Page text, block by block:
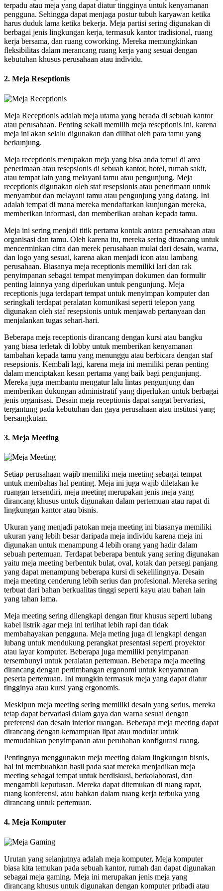
terpadu atau meja yang dapat diatur tingginya untuk kenyamanan
pengguna. Sehingga dapat menjaga postur tubuh karyawan ketika
harus duduk lama ketika bekerja. Meja partisi sering digunakan di
berbagai jenis lingkungan kerja, termasuk kantor tradisional, ruang
kerja bersama, dan ruang coworking. Mereka memungkinkan
fleksibilitas dalam merancang ruang kerja yang sesuai dengan
kebutuhan khusus perusahaan atau individu.
2. Meja Reseptionis
Meja Receptionis adalah meja utama yang berada di sebuah kantor
atau perusahaan. Penting sekali memilih meja reseptionis ini, karena
meja ini akan selalu digunakan dan dilihat oleh para tamu yang
berkunjung.
Meja receptionis merupakan meja yang bisa anda temui di area
penerimaan atau resepsionis di sebuah kantor, hotel, rumah sakit,
atau tempat lain yang melayani tamu atau pengunjung. Meja
receptionis digunakan oleh staf resepsionis atau penerimaan untuk
menyambut dan melayani tamu atau pengunjung yang datang. Ini
adalah tempat di mana mereka mendaftarkan kunjungan mereka,
memberikan informasi, dan memberikan arahan kepada tamu.
Meja ini sering menjadi titik pertama kontak antara perusahaan atau
organisasi dan tamu. Oleh karena itu, mereka sering dirancang untuk
mencerminkan citra dan merek perusahaan mulai dari desain, warna,
dan logo yang sesuai, karena akan menjadi icon atau lambang
perusahaan. Biasanya meja receptionis memiliki lari dan rak
penyimpanan sebagai tempat menyimpan dokumen dan formulir
penting lainnya yang diperlukan untuk pengunjung. Meja
receptionis juga terdapart tempat untuk menyimpan komputer dan
seringkali terdapat peralatan komunikasi seperti telepon yang
digunakan oleh staf resepsionis untuk menjawab pertanyaan dan
menjalankan tugas sehari-hari.
Beberapa meja receptionis dirancang dengan kursi atau bangku
yang biasa terletak di lobby untuk memberikan kenyamanan
tambahan kepada tamu yang menunggu atau berbicara dengan staf
resepsionis. Kembali lagi, karena meja ini memiliki peran penting
dalam menciptakan kesan pertama yang baik bagi pengunjung.
Mereka juga membantu mengatur lalu lintas pengunjung dan
memberikan dukungan administratif yang diperlukan untuk berbagai
jenis organisasi. Desain meja receptionis dapat sangat bervariasi,
tergantung pada kebutuhan dan gaya perusahaan atau institusi yang
bersangkutan.
3. Meja Meeting
Setiap perusahaan wajib memiliki meja meeting sebagai tempat
untuk membahas hal penting. Meja ini juga wajib diletakan ke
ruangan tersendiri, meja meeting merupakan jenis meja yang
dirancang khusus untuk digunakan dalam pertemuan atau rapat di
lingkungan kantor atau bisnis.
Ukuran yang menjadi patokan meja meeting ini biasanya memiliki
ukuran yang lebih besar daripada meja individu karena meja ini
digunakan untuk menampung 4 lebih orang yang hadir dalam
sebuah pertemuan. Terdapat beberapa bentuk yang sering digunakan
yaitu meja meeting berbentuk bulat, oval, kotak dan persegi panjang
yang dapat menampung beberapa kursi di sekelilingnya. Desain
meja meeting cenderung lebih serius dan profesional. Mereka sering
terbuat dari bahan berkualitas tinggi seperti kayu atau bahan lain
yang tahan lama.
Meja meeting sering dilengkapi dengan fitur khusus seperti lubang
kabel listrik agar meja ini terlihat lebih rapi dan tidak
membahayakan pengguna. Meja meting juga di lengkapi dengan
lubang untuk mendukung perangkat presentasi seperti proyektor
atau layar komputer. Beberapa juga memiliki penyimpanan
tersembunyi untuk peralatan pertemuan. Beberapa meja meeting
dirancang dengan pertimbangan ergonomi untuk kenyamanan
peserta pertemuan. Ini mungkin termasuk meja yang dapat diatur
tingginya atau kursi yang ergonomis.
Meskipun meja meeting sering memiliki desain yang serius, mereka
tetap dapat bervariasi dalam gaya dan warna sesuai dengan
preferensi dan desain interior ruangan. Beberapa meja meeting dapat
dirancang dengan kemampuan lipat atau modular untuk
memudahkan penyimpanan atau perubahan konfigurasi ruang.
Pentingnya menggunakan meja meeting dalam lingkungan bisnis,
hal ini membuahkan hasil pada saat mereka menjadikan meja
meeting sebagai tempat untuk berdiskusi, berkolaborasi, dan
mengambil keputusan. Mereka dapat ditemukan di ruang rapat,
ruang konferensi, atau bahkan dalam ruang kerja terbuka yang
dirancang untuk pertemuan.
4. Meja Komputer
Urutan yang selanjutnya adalah meja komputer, Meja komputer
biasa kita temukan pada sebuah kantor, rumah dan dapat digunakan
sebagai meja gaming. Meja ini merupakan jenis meja yang
dirancang khusus untuk digunakan dengan komputer pribadi atau